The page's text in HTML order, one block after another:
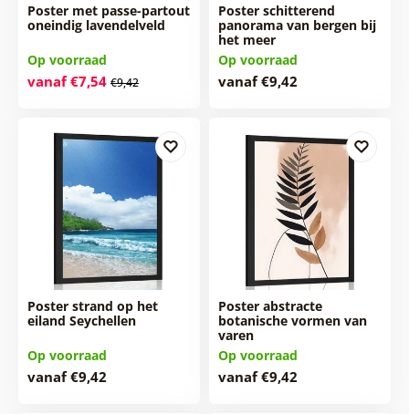
Poster met passe-partout
oneindig lavendelveld
Op voorraad
vanaf €7,54 €9,42
Poster schitterend
panorama van bergen bij
het meer
Op voorraad
vanaf €9,42
Poster strand op het
eiland Seychellen
Op voorraad
vanaf €9,42
Poster abstracte
botanische vormen van
varen
Op voorraad
vanaf €9,42